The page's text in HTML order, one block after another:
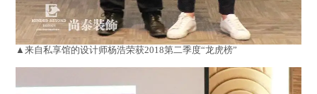
▲来自私享馆的设计师杨浩荣获2018第二季度“龙虎榜”